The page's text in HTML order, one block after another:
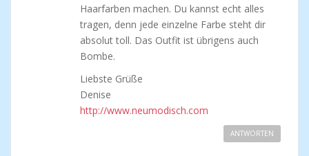
Haarfarben machen. Du kannst echt alles
tragen, denn jede einzelne Farbe steht dir
absolut toll. Das Outfit ist übrigens auch
Bombe.
Liebste Grüße
Denise
http://www.neumodisch.com
ANTWORTEN